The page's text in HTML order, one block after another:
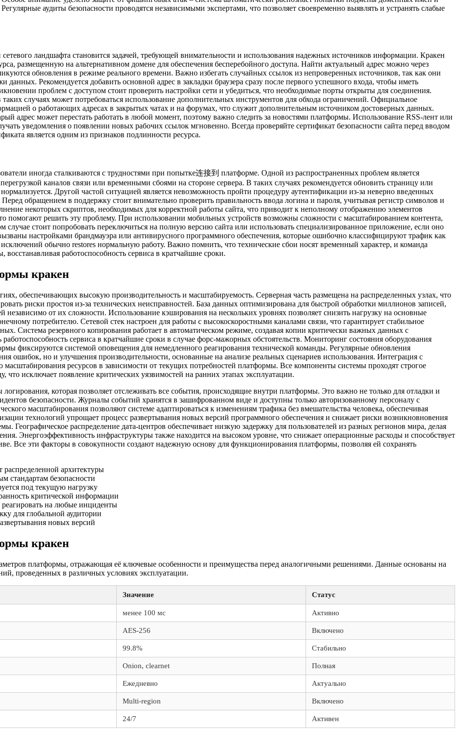
аудиты безопасности проводятся независимыми экспертами, что позволяет своевременно выявлять и устранять слабые
ландшафта становится задачей, требующей внимательности и использования надежных источников информации. Кракен
размещенную на альтернативном домене для обеспечения бесперебойного доступа. Найти актуальный адрес можно через
обновления в режиме реального времени. Важно избегать случайных ссылок из непроверенных источников, так как они
Рекомендуется добавить основной адрес в закладки браузера сразу после первого успешного входа, чтобы иметь
проблем с доступом стоит проверить настройки сети и убедиться, что необходимые порты открыты для соединения.
случаях может потребоваться использование дополнительных инструментов для обхода ограничений. Официальное
о работающих адресах в закрытых чатах и на форумах, что служит дополнительным источником достоверных данных.
адрес может перестать работать в любой момент, поэтому важно следить за новостями платформы. Использование RSS-лент или
уведомления о появлении новых рабочих ссылок мгновенно. Всегда проверяйте сертификат безопасности сайта перед вводом
является одним из признаков подлинности ресурса.
иногда сталкиваются с трудностями при попытке连接到 платформе. Одной из распространенных проблем является
каналов связи или временными сбоями на стороне сервера. В таких случаях рекомендуется обновить страницу или
Другой частой ситуацией является невозможность пройти процедуру аутентификации из-за неверно введенных
обращением в поддержку стоит внимательно проверить правильность ввода логина и пароля, учитывая регистр символов и
некоторых скриптов, необходимых для корректной работы сайта, что приводит к неполному отображению элементов
помогают решить эту проблему. При использовании мобильных устройств возможны сложности с масштабированием контента,
случае стоит попробовать переключиться на полную версию сайта или использовать специализированное приложение, если оно
настройками брандмауэра или антивирусного программного обеспечения, которые ошибочно классифицируют трафик как
обычно restores нормальную работу. Важно помнить, что технические сбои носят временный характер, и команда
работоспособность сервиса в кратчайшие сроки.
кракен
обеспечивающих высокую производительность и масштабируемость. Серверная часть размещена на распределенных узлах, что
риски простоя из-за технических неисправностей. База данных оптимизирована для быстрой обработки миллионов записей,
независимо от их сложности. Использование кэширования на нескольких уровнях позволяет снизить нагрузку на основные
потребителю. Сетевой стек настроен для работы с высокоскоростными каналами связи, что гарантирует стабильное
Система резервного копирования работает в автоматическом режиме, создавая копии критически важных данных с
сервиса в кратчайшие сроки в случае форс-мажорных обстоятельств. Мониторинг состояния оборудования
фиксируются системой оповещения для немедленного реагирования технической команды. Регулярные обновления
ошибок, но и улучшения производительности, основанные на анализе реальных сценариев использования. Интеграция с
масштабирования ресурсов в зависимости от текущих потребностей платформы. Все компоненты системы проходят строгое
что исключает появление критических уязвимостей на ранних этапах эксплуатации.
которая позволяет отслеживать все события, происходящие внутри платформы. Это важно не только для отладки и
безопасности. Журналы событий хранятся в зашифрованном виде и доступны только авторизованному персоналу с
масштабирования позволяют системе адаптироваться к изменениям трафика без вмешательства человека, обеспечивая
технологий упрощает процесс развертывания новых версий программного обеспечения и снижает риски возникновновения
Географическое распределение дата-центров обеспечивает низкую задержку для пользователей из разных регионов мира, делая
Энергоэффективность инфраструктуры также находится на высоком уровне, что снижает операционные расходы и способствует
Все эти факторы в совокупности создают надежную основу для функционирования платформы, позволяя ей сохранять
распределенной архитектуры
стандартам безопасности
под текущую нагрузку
критической информации
на любые инциденты
для глобальной аудитории
новых версий
кракен
платформы, отражающая её ключевые особенности и преимущества перед аналогичными решениями. Данные основаны на
проведенных в различных условиях эксплуатации.
Значение Статус
менее 100 мс Активно
AES-256 Включено
99.8% Стабильно
Onion, clearnet Полная
Ежедневно Актуально
Multi-region Включено
24/7 Активен